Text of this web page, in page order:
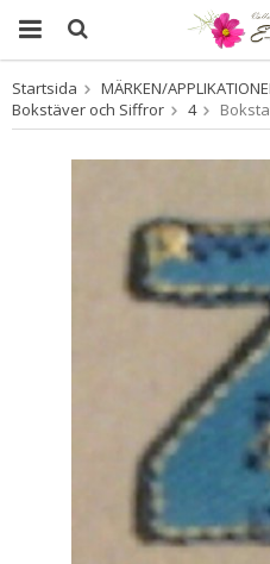
Produkten har blivit
Startsida MÄRKEN/
Bokstäver och Siffror
4